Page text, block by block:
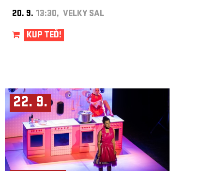
20. 9. 13:30, VELKÝ SÁL
KUP TEĎ!
22. 9.